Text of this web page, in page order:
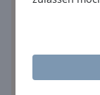
Family
Smartphone